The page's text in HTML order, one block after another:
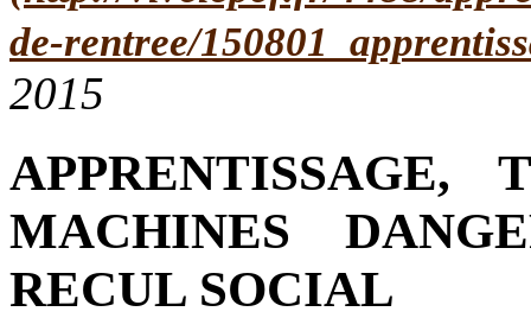
2015
APPRENTISSAGE,
MACHINES
RECUL SOCIAL